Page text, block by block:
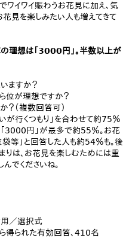
ワイワイ賑わうお花見に加え、気
見を楽しみたい人も増えてきて
理想は「3000円」。半数以上が
ますか？
位が理想ですか？
？（複数回答可）
いが行くつもり」を合わせて約75％
3000円」が最多で約55％。お花
等」と回答した人も約54％も。後
りは、お花見を楽しむためには重
でくださいね。
用／選択式
得られた有効回答、410名